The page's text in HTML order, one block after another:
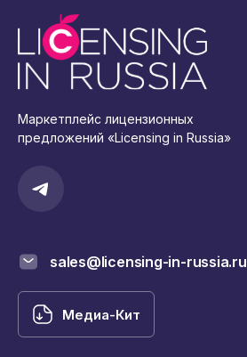
Маркетплейс лицензионных
предложений «Licensing in Russia»
sales@licensing-in-russia.ru
Медиа-Кит